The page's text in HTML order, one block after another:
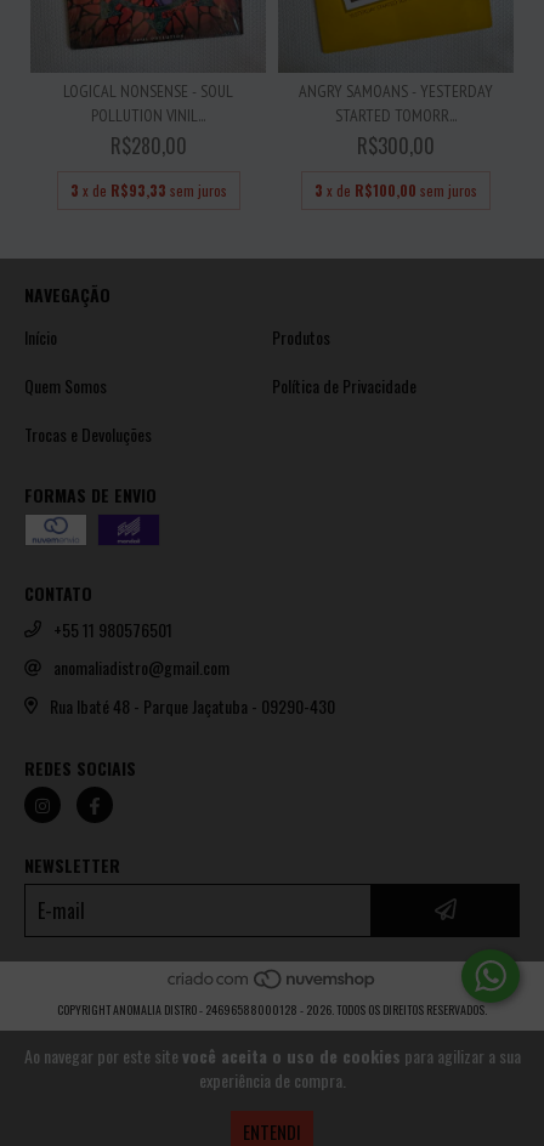
Ao navegar por este sitevocê aceita o uso de cookies para agilizar a sua
experiência de compra.
ENTENDI
LOGICAL NONSENSE - SOUL
POLLUTION VINIL...
R$280,00
3 x de R$93,33 sem juros
ANGRY SAMOANS - YESTERDAY
STARTED TOMORR...
R$300,00
3 x de R$100,00 sem juros
NAVEGAÇÃO
Início
Produtos
Quem Somos
Política de Privacidade
Trocas e Devoluções
FORMAS DE ENVIO
CONTATO
+55 11 980576501
anomaliadistro@gmail.com
Rua Ibaté 48 - Parque Jaçatuba - 09290-430
REDES SOCIAIS
NEWSLETTER
COPYRIGHT ANOMALIA DISTRO - 24696588000128 - 2026. TODOS OS DIREITOS RESERVADOS.